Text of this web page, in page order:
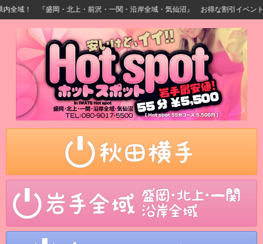
域！ 『盛岡・北上・前沢・一関・沿岸全域・気仙沼』 お得な割引イベン